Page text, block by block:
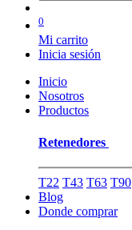
0
Mi carrito
Inicia sesión
Inicio
Nosotros​
Productos
Retenedores
T22 T43 T63 T90
Blog
Donde comprar